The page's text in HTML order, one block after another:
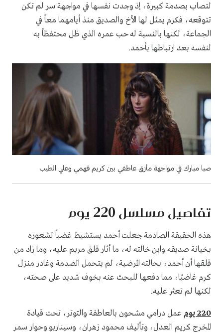
لتصاب بصدمة كبيرة، إذ وجدت نفسها في مواجهة سر لم تكن
تتوقعه، فكرم يمثل لها الأخ والصديق منذ أيامهما معاً في
الجماعة، لكنها بالنسبة له حب عمره الذي ظل محتفظاً به
لنفسه بعد ارتباطها بأحمد.
صبا مبارك في مواجهة مأزق عاطفي بين كريم فهمي وعلي الطيب
تفاصيل مسلسل 220 يوم
هذه الحقيقة الصادمة جعلت أحمد يستشيط غضباً لشعوره
بخيانة صديقه وابن خالته له، ما أثار قلق مريم عليه، وما زاد من
قلقها أن أحمد، بحالته المرضية، لم يتحمل الصدمة وغادر منزل
كرم غاضبًا، مما دفعها للبحث عنه بخوف شديد على صحته،
لكنها لم تعثر عليه.
220 يوم
عمل درامي مشحون بالعاطفة والتوتر، تحت قيادة
المخرج كريم العدل، وتأليف محمود زهران، وسيناريو وحوار سمر